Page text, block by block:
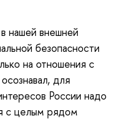
нашей внешней
безопасности
на отношения с
для
России надо
с целым рядом